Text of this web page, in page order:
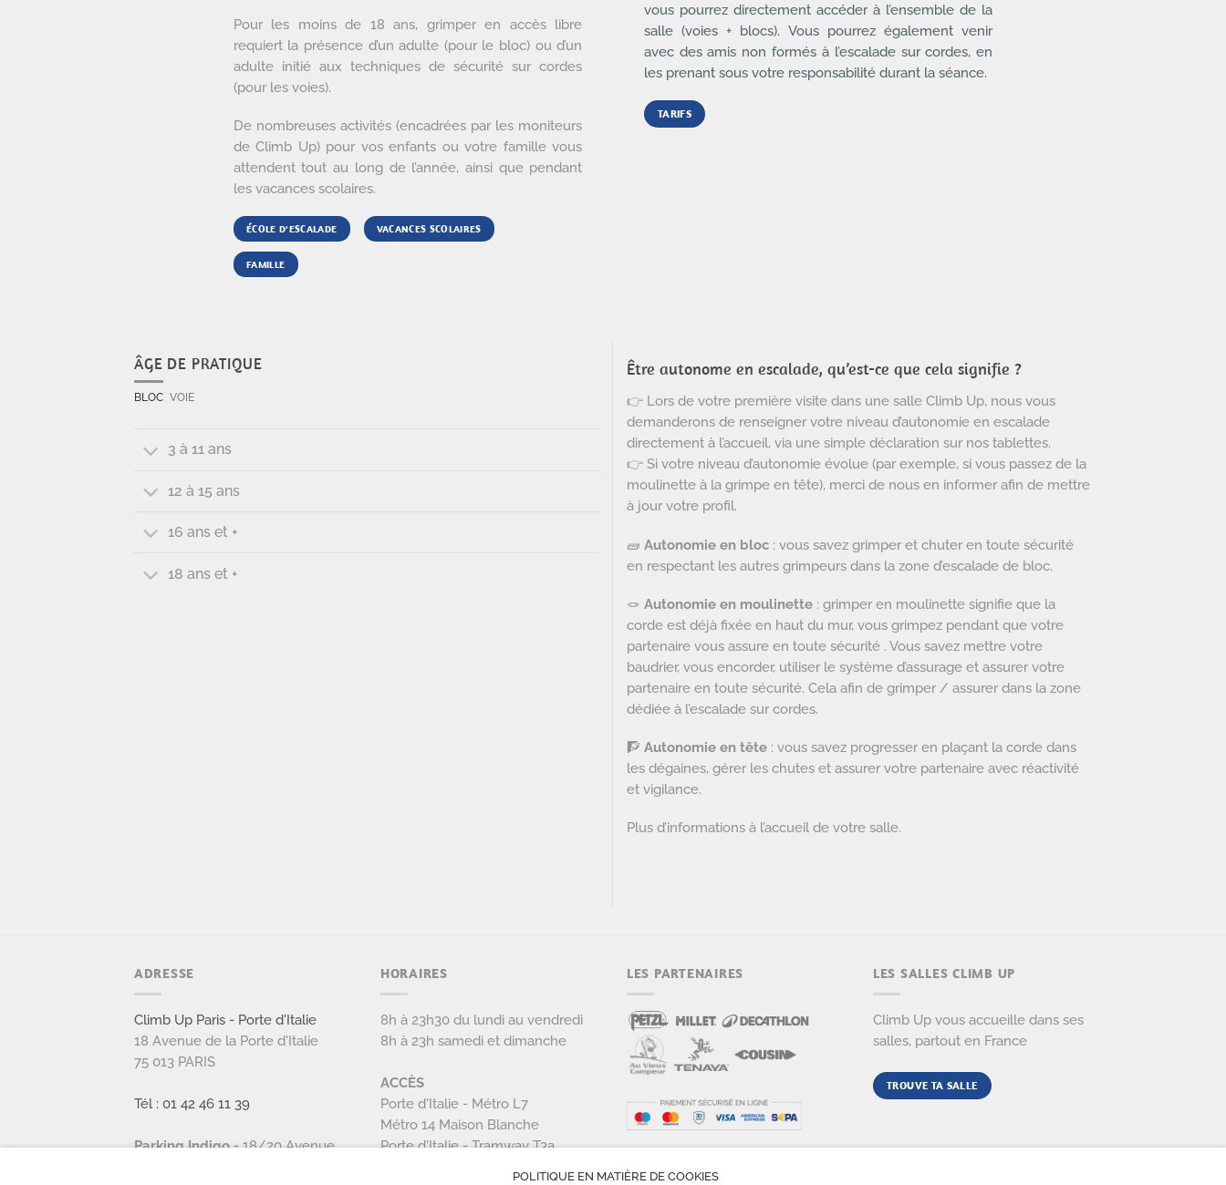
Pour les moins de 18 ans, grimper en accès libre
requiert la présence d’un adulte (pour le bloc) ou d’un
adulte initié aux techniques de sécurité sur cordes
(pour les voies).
De nombreuses activités (encadrées par les moniteurs
de Climb Up) pour vos enfants ou votre famille vous
attendent tout au long de l’année, ainsi que pendant
les vacances scolaires.
ÉCOLE D'ESCALADE VACANCES SCOLAIRES
FAMILLE
vous pourrez directement accéder à l’ensemble de la
salle (voies + blocs). Vous pourrez également venir
avec des amis non formés à l’escalade sur cordes, en
les prenant sous votre responsabilité durant la séance.
TARIFS
ÂGE DE PRATIQUE
BLOC VOIE
3 à 11 ans
12 à 15 ans
16 ans et +
18 ans et +
Être autonome en escalade, qu’est-ce que cela signifie ?
👉 Lors de votre première visite dans une salle Climb Up, nous vous
demanderons de renseigner votre niveau d’autonomie en escalade
directement à l’accueil, via une simple déclaration sur nos tablettes.
👉 Si votre niveau d’autonomie évolue (par exemple, si vous passez de la
moulinette à la grimpe en tête), merci de nous en informer afin de mettre
à jour votre profil.
🧱 Autonomie en bloc : vous savez grimper et chuter en toute sécurité
en respectant les autres grimpeurs dans la zone d’escalade de bloc.
🪢 Autonomie en moulinette : grimper en moulinette signifie que la
corde est déjà fixée en haut du mur, vous grimpez pendant que votre
partenaire vous assure en toute sécurité . Vous savez mettre votre
baudrier, vous encorder, utiliser le système d’assurage et assurer votre
partenaire en toute sécurité. Cela afin de grimper / assurer dans la zone
dédiée à l’escalade sur cordes.
🧗 Autonomie en tête : vous savez progresser en plaçant la corde dans
les dégaines, gérer les chutes et assurer votre partenaire avec réactivité
et vigilance.
Plus d’informations à l’accueil de votre salle.
ADRESSE
Climb Up Paris - Porte d'Italie
18 Avenue de la Porte d'Italie
75 013 PARIS
Tél : 01 42 46 11 39
Parking Indigo- 18/20 Avenue
HORAIRES
8h à 23h30 du lundi au vendredi
8h à 23h samedi et dimanche
ACCÈS
Porte d'Italie - Métro L7
Métro 14 Maison Blanche
Porte d'Italie - Tramway T3a
LES PARTENAIRES LES SALLES CLIMB UP
Climb Up vous accueille dans ses
salles, partout en France
TROUVE TA SALLE
POLITIQUE EN MATIÈRE DE COOKIES